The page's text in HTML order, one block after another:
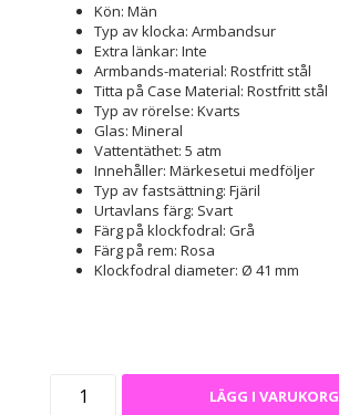
Kön: Män
Typ av klocka: Armbandsur
Extra länkar: Inte
Armbands-material: Rostfritt stål
Titta på Case Material: Rostfritt stål
Typ av rörelse: Kvarts
Glas: Mineral
Vattentäthet: 5 atm
Innehåller: Märkesetui medföljer
Typ av fastsättning: Fjäril
Urtavlans färg: Svart
Färg på klockfodral: Grå
Färg på rem: Rosa
Klockfodral diameter: Ø 41 mm
LÄGG I VARUKORG